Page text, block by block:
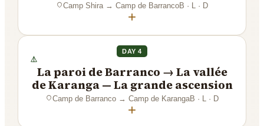
Camp Shira→ Camp de BarrancoB · L · D
+
DAY 4
La paroi de Barranco → La vallée
de Karanga — La grande ascension
Camp de Barranco → Camp de KarangaB · L · D
+